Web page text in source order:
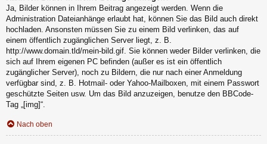
Ja, Bilder können in Ihrem Beitrag angezeigt werden. Wenn die
Administration Dateianhänge erlaubt hat, können Sie das Bild auch direkt
hochladen. Ansonsten müssen Sie zu einem Bild verlinken, das auf
einem öffentlich zugänglichen Server liegt, z. B.
http://www.domain.tld/mein-bild.gif. Sie können weder Bilder verlinken, die
sich auf Ihrem eigenen PC befinden (außer es ist ein öffentlich
zugänglicher Server), noch zu Bildern, die nur nach einer Anmeldung
verfügbar sind, z. B. Hotmail- oder Yahoo-Mailboxen, mit einem Passwort
geschützte Seiten usw. Um das Bild anzuzeigen, benutze den BBCode-
Tag „[img]“.
Nach oben